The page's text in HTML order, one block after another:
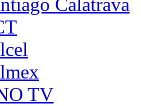
Calatrava
TV